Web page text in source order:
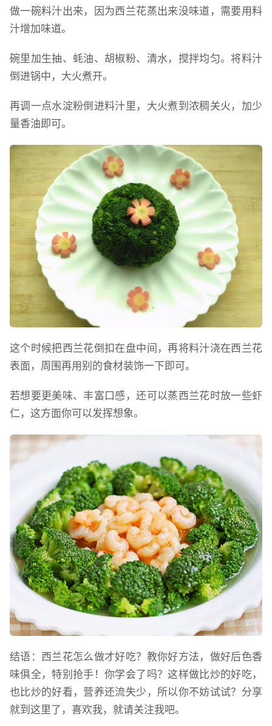
做一碗料汁出来，因为西兰花蒸出来没味道，需要用料
汁增加味道。
碗里加生抽、蚝油、胡椒粉、清水，搅拌均匀。将料汁
倒进锅中，大火煮开。
再调一点水淀粉倒进料汁里，大火煮到浓稠关火，加少
量香油即可。
这个时候把西兰花倒扣在盘中间，再将料汁浇在西兰花
表面，周围再用别的食材装饰一下即可。
若想要更美味、丰富口感，还可以蒸西兰花时放一些虾
仁，这方面你可以发挥想象。
结语：西兰花怎么做才好吃？教你好方法，做好后色香
味俱全，特别抢手！你学会了吗？这样做比炒的好吃，
也比炒的好看，营养还流失少，所以你不妨试试？分享
就到这里了，喜欢我，就请关注我吧。